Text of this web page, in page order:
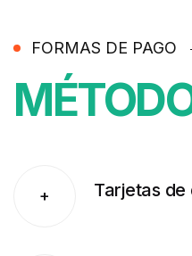
FORMAS DE PAGO
+ Tarjetas de